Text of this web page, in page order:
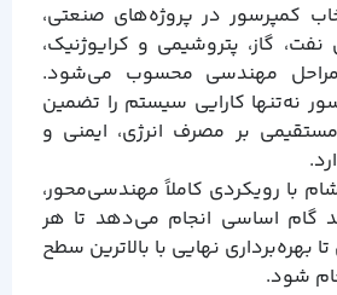
کمپرسور در پروژه‌های صنعتی،
گاز، پتروشیمی و کرایوژنیک،
مهندسی محسوب می‌شود.
نه‌تنها کارایی سیستم را تضمین
مستقیمی بر مصرف انرژی، ایمنی و
با رویکردی کاملاً مهندسی‌محور،
گام اساسی انجام می‌دهد تا هر
بهره‌برداری نهایی با بالاترین سطح
شود.